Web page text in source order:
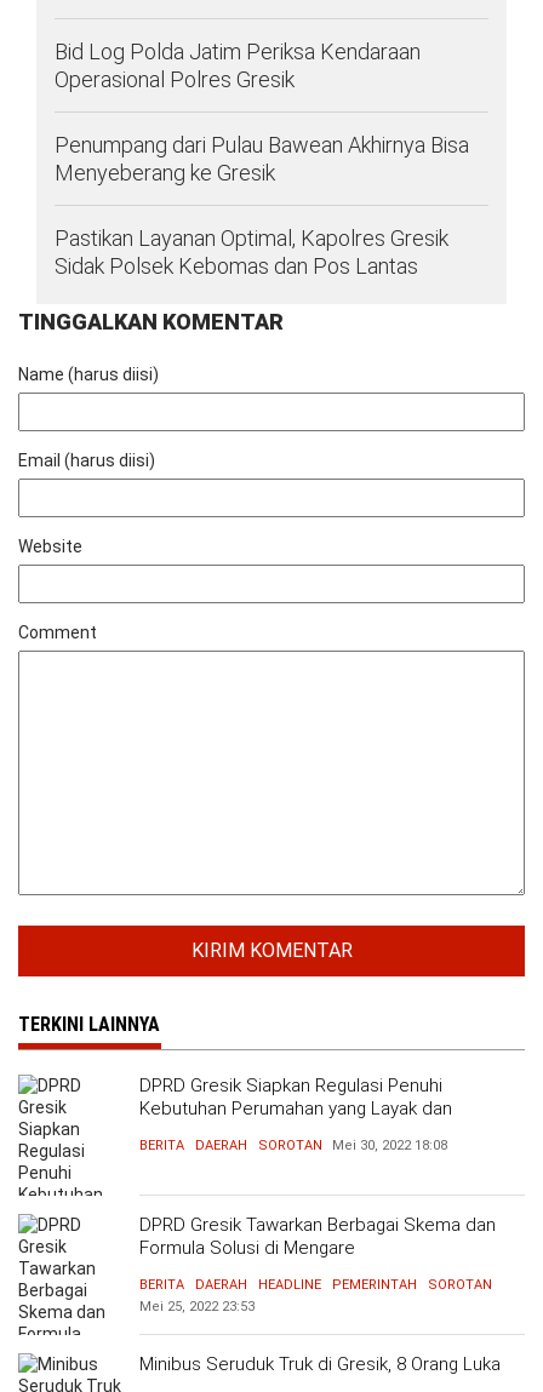
Bid Log Polda Jatim Periksa Kendaraan
Operasional Polres Gresik
Penumpang dari Pulau Bawean Akhirnya Bisa
Menyeberang ke Gresik
Pastikan Layanan Optimal, Kapolres Gresik
Sidak Polsek Kebomas dan Pos Lantas
TINGGALKAN KOMENTAR
Name (harus diisi)
Email (harus diisi)
Website
Comment
TERKINI LAINNYA
DPRD Gresik Siapkan Regulasi Penuhi
Kebutuhan Perumahan yang Layak dan
BERITA DAERAH SOROTAN Mei 30, 2022 18:08
DPRD Gresik Tawarkan Berbagai Skema dan
Formula Solusi di Mengare
BERITA DAERAH HEADLINE PEMERINTAH
SOROTAN
Mei 25, 2022 23:53
Minibus Seruduk Truk di Gresik, 8 Orang Luka